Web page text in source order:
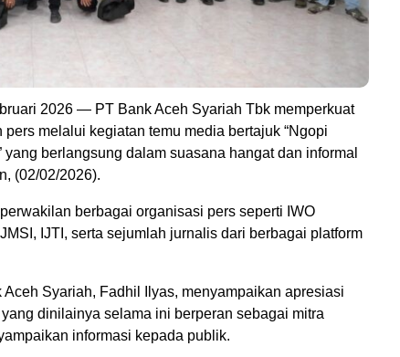
2026 — PT Bank Aceh Syariah Tbk memperkuat
melalui kegiatan temu media bertajuk “Ngopi
yang berlangsung dalam suasana hangat dan informal
(02/02/2026).
berbagai organisasi pers seperti IWO
IJTI, serta sejumlah jurnalis dari berbagai platform
Aceh Syariah, Fadhil Ilyas, menyampaikan apresiasi
dinilainya selama ini berperan sebagai mitra
informasi kepada publik.